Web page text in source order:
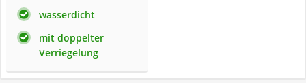
wasserdicht
mit doppelter
Verriegelung